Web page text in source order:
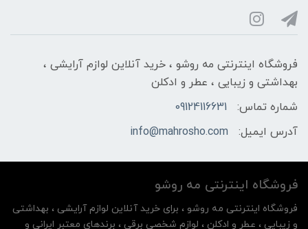
فروشگاه اینترنتی مه‌ رو‌شو ، خرید آنلاین لوازم آرایشی ،
بهداشتی و زیبایی ، عطر و ادکلن
شماره تماس:
09124116631
آدرس ایمیل:
info@mahrosho.com
فروشگاه اینترنتی مه‌ رو‌شو
فروشگاه اینترنتی مه‌ رو‌شو ، برای خرید آنلاین لوازم آرایشی ، بهداشتی
و زیبایی ، عطر و ادکلن ، لوازم شخصی برقی ، برندهای معتبر ایرانی و